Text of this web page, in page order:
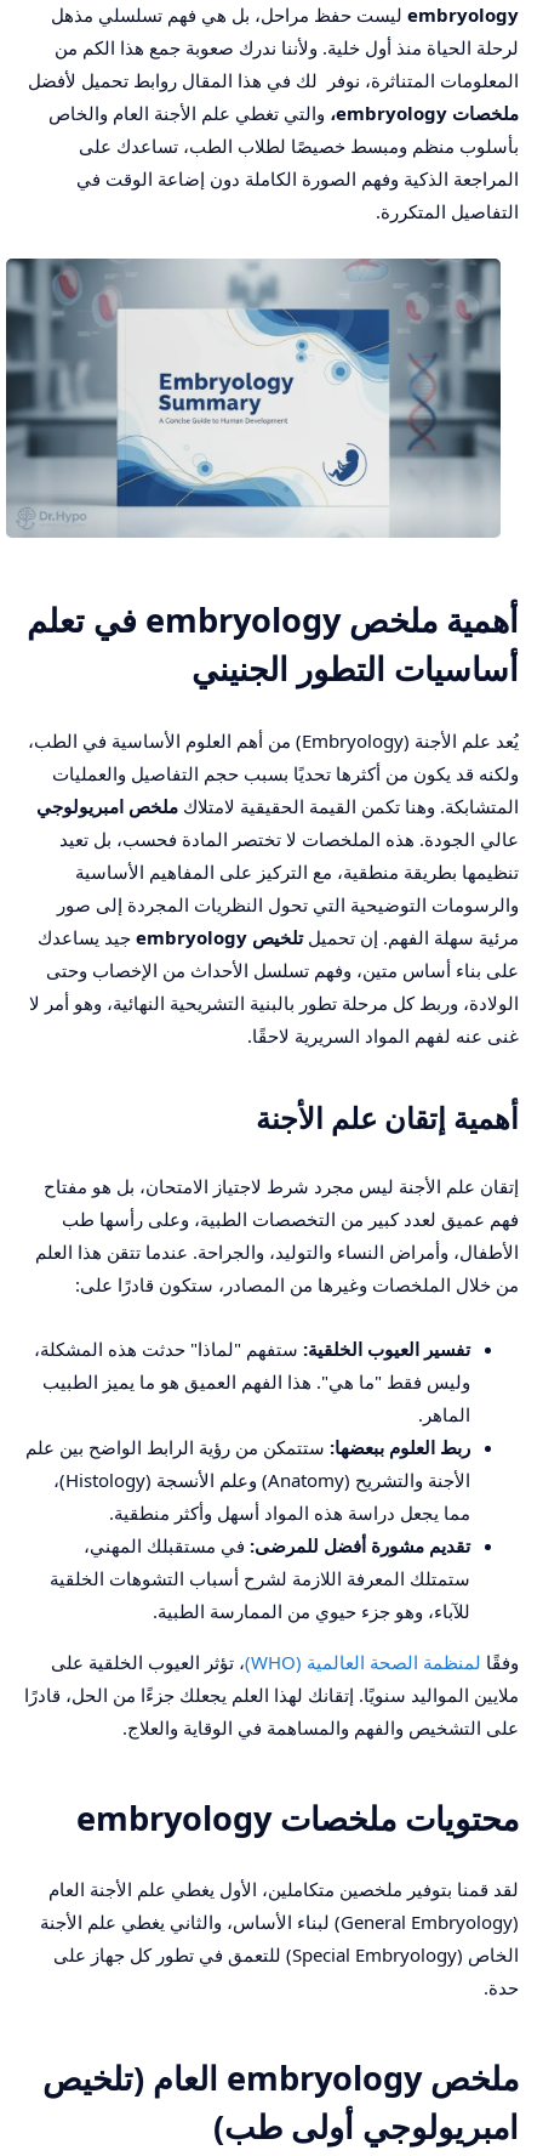
embryology ليست حفظ مراحل، بل هي فهم تسلسلي مذهل
لرحلة الحياة منذ أول خلية. ولأننا ندرك صعوبة جمع هذا الكم من
المعلومات المتناثرة، نوفر لك في هذا المقال روابط تحميل لأفضل
ملخصات embryology،
والتي تغطي علم الأجنة العام والخاص
بأسلوب منظم ومبسط خصيصًا لطلاب الطب، تساعدك على
المراجعة الذكية وفهم الصورة الكاملة دون إضاعة الوقت في
التفاصيل المتكررة.
أهمية ملخص embryology في تعلم
أساسيات التطور الجنيني
يُعد علم الأجنة (Embryology) من أهم العلوم الأساسية في الطب،
ولكنه قد يكون من أكثرها تحديًا بسبب حجم التفاصيل والعمليات
المتشابكة. وهنا تكمن القيمة الحقيقية لامتلاك ملخص امبريولوجي
عالي الجودة. هذه الملخصات لا تختصر المادة فحسب، بل تعيد
تنظيمها بطريقة منطقية، مع التركيز على المفاهيم الأساسية
والرسومات التوضيحية التي تحول النظريات المجردة إلى صور
مرئية سهلة الفهم. إن تحميلتلخيص embryology
جيد يساعدك
على بناء أساس متين، وفهم تسلسل الأحداث من الإخصاب وحتى
الولادة، وربط كل مرحلة تطور بالبنية التشريحية النهائية، وهو أمر لا
غنى عنه لفهم المواد السريرية لاحقًا.
أهمية إتقان علم الأجنة
إتقان علم الأجنة ليس مجرد شرط لاجتياز الامتحان، بل هو مفتاح
فهم عميق لعدد كبير من التخصصات الطبية، وعلى رأسها طب
الأطفال، وأمراض النساء والتوليد، والجراحة. عندما تتقن هذا العلم
من خلال الملخصات وغيرها من المصادر، ستكون قادرًا على:
تفسير العيوب الخلقية: ستفهم "لماذا" حدثت هذه المشكلة،
وليس فقط "ما هي". هذا الفهم العميق هو ما يميز الطبيب
الماهر.
ربط العلوم ببعضها: ستتمكن من رؤية الرابط الواضح بين علم
الأجنة والتشريح (Anatomy) وعلم الأنسجة (Histology)،
مما يجعل دراسة هذه المواد أسهل وأكثر منطقية.
تقديم مشورة أفضل للمرضى: في مستقبلك المهني،
ستمتلك المعرفة اللازمة لشرح أسباب التشوهات الخلقية
للآباء، وهو جزء حيوي من الممارسة الطبية.
وفقًا لمنظمة الصحة العالمية (WHO)
، تؤثر العيوب الخلقية على
ملايين المواليد سنويًا. إتقانك لهذا العلم يجعلك جزءًا من الحل، قادرًا
على التشخيص والفهم والمساهمة في الوقاية والعلاج.
محتويات ملخصات embryology
لقد قمنا بتوفير ملخصين متكاملين، الأول يغطي علم الأجنة العام
(General Embryology) لبناء الأساس، والثاني يغطي علم الأجنة
الخاص (Special Embryology) للتعمق في تطور كل جهاز على
حدة.
ملخص embryology العام (تلخيص
امبريولوجي أولى طب)